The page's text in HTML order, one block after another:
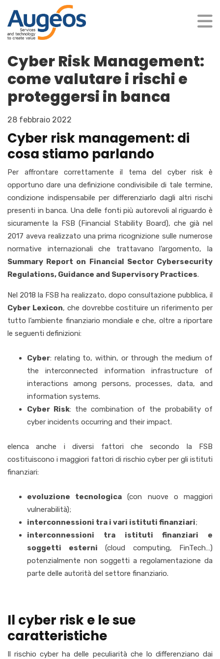
Cyber Risk Management:
come valutare i rischi e
proteggersi in banca​
28 febbraio 2022
Cyber risk management: di
cosa stiamo parlando
Per affrontare correttamente il tema del cyber risk è
opportuno dare una definizione condivisibile di tale termine,
condizione indispensabile per differenziarlo dagli altri rischi
presenti in banca. Una delle fonti più autorevoli al riguardo è
sicuramente la FSB (Financial Stability Board), che già nel
2017 aveva realizzato una prima ricognizione sulle numerose
normative internazionali che trattavano l’argomento, la
Summary Report on Financial Sector Cybersecurity
Regulations, Guidance and Supervisory Practices.
Nel 2018 la FSB ha realizzato, dopo consultazione pubblica, il
Cyber Lexicon, che dovrebbe costituire un riferimento per
tutto l’ambiente finanziario mondiale e che, oltre a riportare
le seguenti definizioni:
Cyber: relating to, within, or through the medium of
the interconnected information infrastructure of
interactions among persons, processes, data, and
information systems.
Cyber Risk: the combination of the probability of
cyber incidents occurring and their impact.
elenca anche i diversi fattori che secondo la FSB
costituiscono i maggiori fattori di rischio cyber per gli istituti
finanziari:
evoluzione tecnologica (con nuove o maggiori
vulnerabilità);
interconnessioni tra i vari istituti finanziari;
interconnessioni tra istituti finanziari e
soggetti esterni (cloud computing, FinTech…)
potenzialmente non soggetti a regolamentazione da
parte delle autorità del settore finanziario.
Il cyber risk e le sue
caratteristiche
Il rischio cyber ha delle peculiarità che lo differenziano dai